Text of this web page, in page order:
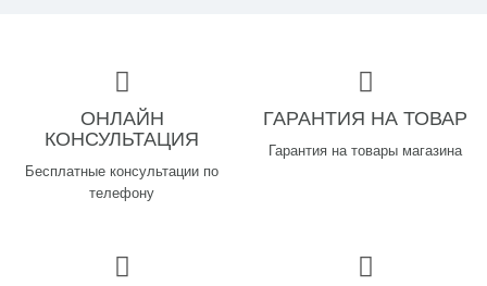
ОНЛАЙН
КОНСУЛЬТАЦИЯ
Бесплатные консультации по
телефону
ГАРАНТИЯ НА ТОВАР
Гарантия на товары магазина